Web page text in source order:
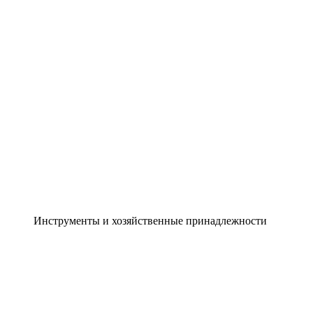
Инструменты и хозяйственные принадлежности